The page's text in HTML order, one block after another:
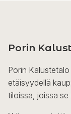
muunnelma.
tehdä
valinnat
tuotteen
sivulla.
Porin
Porin
etäisyydellä
tiloissa, joissa